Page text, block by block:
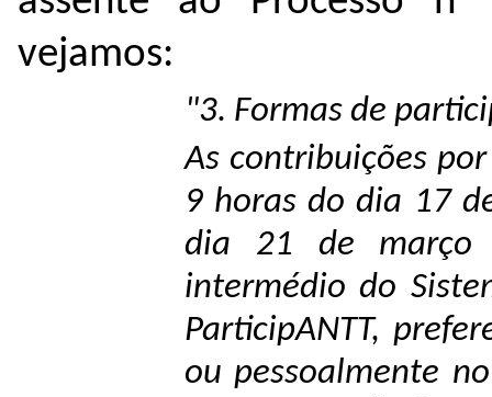
vejamos:
"3. Formas de
As contribuições
9 horas do dia 17
dia 21 de março
intermédio do
ParticipANTT,
ou pessoalmente